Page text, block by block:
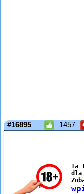
#16895 1457